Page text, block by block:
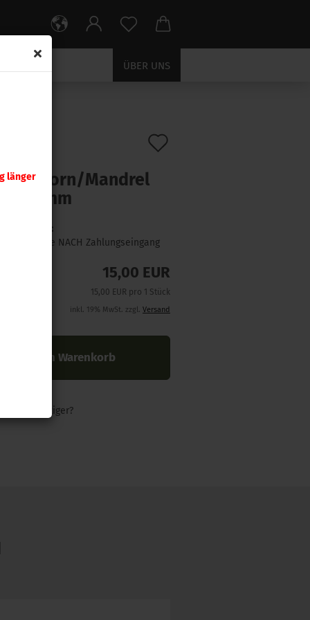
länger
ÜBER UNS
Mandrel
6,35 mm
Lieferzeit:
1 Woche NACH Zahlungseingang
15,00 EUR
15,00 EUR pro 1 Stück
inkl. 19% MwSt. zzgl. Versand
In den Warenkorb
günstiger?